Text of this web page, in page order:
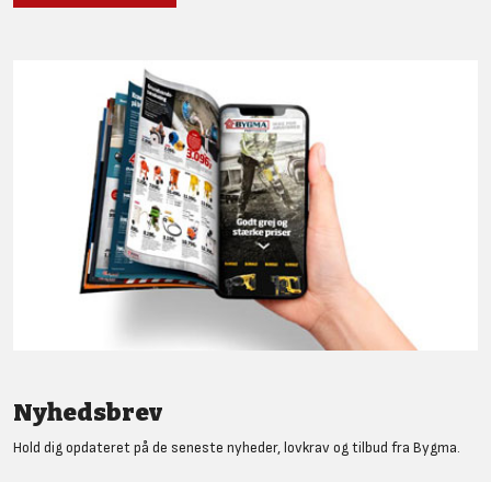
Nyhedsbrev
Hold dig opdateret på de seneste nyheder, lovkrav og tilbud fra Bygma.